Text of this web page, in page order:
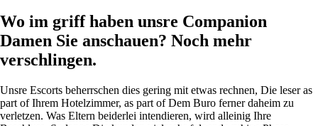
Wo im griff haben unsre Companion
Damen Sie anschauen? Noch mehr
verschlingen.
Unsre Escorts beherrschen dies gering mit etwas rechnen, Die leser as
part of Ihrem Hotelzimmer, as part of Dem Buro ferner daheim zu
verletzen. Was Eltern beiderlei intendieren, wird alleinig Ihre